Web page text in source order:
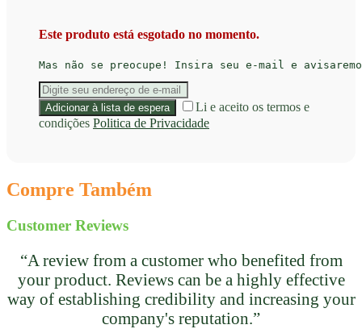
Este produto está esgotado no momento.
Mas não se preocupe! Insira seu e-mail e
Li e aceito os termos e
condições Politica de Privacidade
Compre Também
Customer Reviews
“A review from a customer who benefited from
your product. Reviews can be a highly effective
way of establishing credibility and increasing your
company's reputation.”